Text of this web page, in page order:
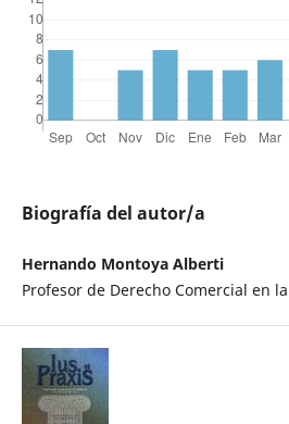
Biografía del autor/a
Hernando Montoya Alberti
Profesor de Derecho Comercial en